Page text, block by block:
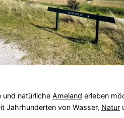
und natürliche Ameland erleben
Jahrhunderten von Wasser, Natur